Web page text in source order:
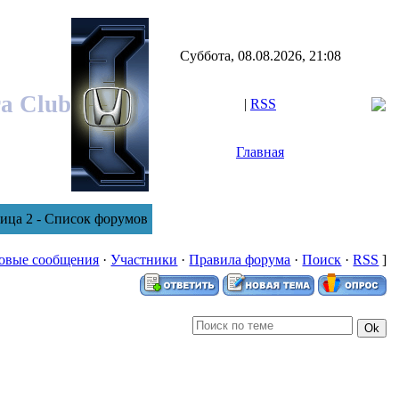
Club
Суббота, 08.08.2026, 21:08
| RSS
Главная
2 - Список форумов
сообщения ·Участники ·Правила форума ·Поиск ·RSS ]